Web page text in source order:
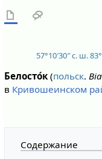
57°10′30″ с. ш.
Белосто́к(польск.
в Кривошеинском
Содержание